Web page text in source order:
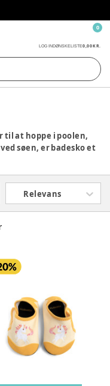
LOG INDØNSKELISTE0,00 KR.
0
til at hoppe i poolen,
søen, er badesko et
fødderne mod
frihed til at lege og
Relevans